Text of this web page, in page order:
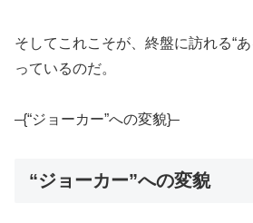
そしてこれこそが、終盤に訪れる“
っているのだ。
–{“ジョーカー”への変貌}–
“ジョーカー”への変貌